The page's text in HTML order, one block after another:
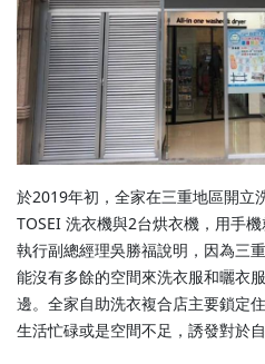
於2019年初，全家在三重地區開立
TOSEI 洗衣機與2台烘衣機，用手
執行副總經理吳勝福說明，因為三
能沒有多餘的空間來洗衣服和曬衣
邊。全家自助洗衣複合店主要鎖定
生活忙碌或是空間不足，誘發對於